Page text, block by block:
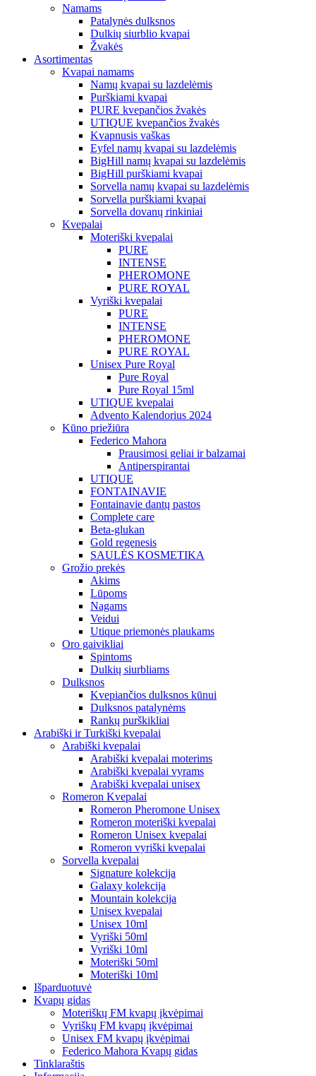
Namams
Patalynės dulksnos
Dulkių siurblio kvapai
Žvakės
Asortimentas
Kvapai namams
Namų kvapai su lazdelėmis
Purškiami kvapai
PURE kvepančios žvakės
UTIQUE kvepančios žvakės
Kvapnusis vaškas
Eyfel namų kvapai su lazdelėmis
BigHill namų kvapai su lazdelėmis
BigHill purškiami kvapai
Sorvella namų kvapai su lazdelėmis
Sorvella purškiami kvapai
Sorvella dovanų rinkiniai
Kvepalai
Moteriški kvepalai
PURE
INTENSE
PHEROMONE
PURE ROYAL
Vyriški kvepalai
PURE
INTENSE
PHEROMONE
PURE ROYAL
Unisex Pure Royal
Pure Royal
Pure Royal 15ml
UTIQUE kvepalai
Advento Kalendorius 2024
Kūno priežiūra
Federico Mahora
Prausimosi geliai ir balzamai
Antiperspirantai
UTIQUE
FONTAINAVIE
Fontainavie dantų pastos
Complete care
Beta-glukan
Gold regenesis
SAULĖS KOSMETIKA
Grožio prekės
Akims
Lūpoms
Nagams
Veidui
Utique priemonės plaukams
Oro gaivikliai
Spintoms
Dulkių siurbliams
Dulksnos
Kvepiančios dulksnos kūnui
Dulksnos patalynėms
Rankų purškikliai
Arabiški ir Turkiški kvepalai
Arabiški kvepalai
Arabiški kvepalai moterims
Arabiški kvepalai vyrams
Arabiški kvepalai unisex
Romeron Kvepalai
Romeron Pheromone Unisex
Romeron moteriški kvepalai
Romeron Unisex kvepalai
Romeron vyriški kvepalai
Sorvella kvepalai
Signature kolekcija
Galaxy kolekcija
Mountain kolekcija
Unisex kvepalai
Unisex 10ml
Vyriški 50ml
Vyriški 10ml
Moteriški 50ml
Moteriški 10ml
Išparduotuvė
Kvapų gidas
Moteriškų FM kvapų įkvėpimai
Vyriškų FM kvapų įkvėpimai
Unisex FM kvapų įkvėpimai
Federico Mahora Kvapų gidas
Tinklaraštis